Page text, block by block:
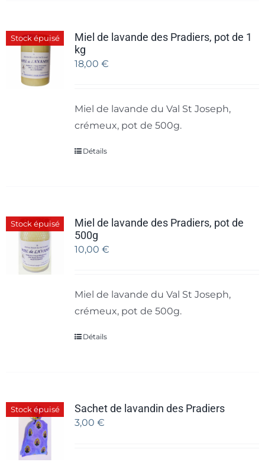
Stock épuisé
Miel de lavande des Pradiers, pot de 1
kg
18,00 €
Miel de lavande du Val St Joseph,
crémeux, pot de 500g.
Détails
Stock épuisé
Miel de lavande des Pradiers, pot de
500g
10,00 €
Miel de lavande du Val St Joseph,
crémeux, pot de 500g.
Détails
Stock épuisé Sachet de lavandin des Pradiers
3,00 €